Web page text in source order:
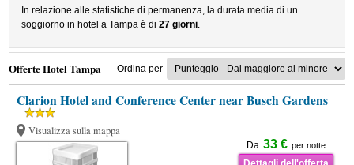
In relazione alle statistiche di permanenza, la durata media di un
soggiorno in hotel a Tampa è di27 giorni.
Offerte Hotel Tampa Ordina per
Clarion Hotel and Conference Center near Busch Gardens
Visualizza sulla mappa
Da 33 € per notte